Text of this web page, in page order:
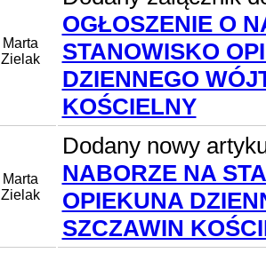
Marta
Zielak
OGŁOSZENIE O
STANOWISKO
DZIENNEGO
KOŚCIELNY
Marta
Zielak
Dodany nowy
NABORZE NA
OPIEKUNA
SZCZAWIN